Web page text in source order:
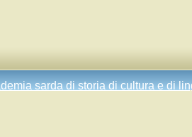
sarda di storia di cultura e di